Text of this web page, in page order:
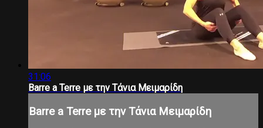
31:06
Barre a Terre με την Τάνια Μειμαρίδη
Barre a Terre με την Τάνια Μειμαρίδη